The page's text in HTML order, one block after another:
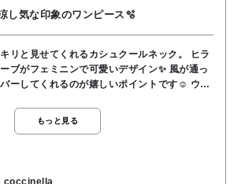
し気な印象のワンピース🫧
リと見せてくれるカシュクールネック。 ヒラ
ブがフェミニンで可愛いデザイン✨️ 風が通っ
ーしてくれるのが嬉しいポイントです☺️ ウエ
トラインをキュッと綺麗に見せてくれます🎵
リボンベルト付き。 キュッと結べばコーディ
トはレーヨンならではの落ち感が綺麗なフレア
お袖と裾ラインの揺れ感が華やかで、これから
もっと見る
coccinella